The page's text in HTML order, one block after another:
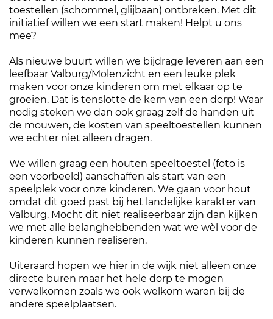
toestellen (schommel, glijbaan) ontbreken. Met dit
initiatief willen we een start maken! Helpt u ons
mee?
Als nieuwe buurt willen we bijdrage leveren aan een
leefbaar Valburg/Molenzicht en een leuke plek
maken voor onze kinderen om met elkaar op te
groeien. Dat is tenslotte de kern van een dorp! Waar
nodig steken we dan ook graag zelf de handen uit
de mouwen, de kosten van speeltoestellen kunnen
we echter niet alleen dragen.
We willen graag een houten speeltoestel (foto is
een voorbeeld) aanschaffen als start van een
speelplek voor onze kinderen. We gaan voor hout
omdat dit goed past bij het landelijke karakter van
Valburg. Mocht dit niet realiseerbaar zijn dan kijken
we met alle belanghebbenden wat we wèl voor de
kinderen kunnen realiseren.
Uiteraard hopen we hier in de wijk niet alleen onze
directe buren maar het hele dorp te mogen
verwelkomen zoals we ook welkom waren bij de
andere speelplaatsen.